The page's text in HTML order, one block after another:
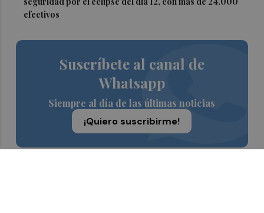
efectivos
Suscríbete al canal de
Whatsapp
Siempre al día de las últimas noticias
¡Quiero suscribirme!